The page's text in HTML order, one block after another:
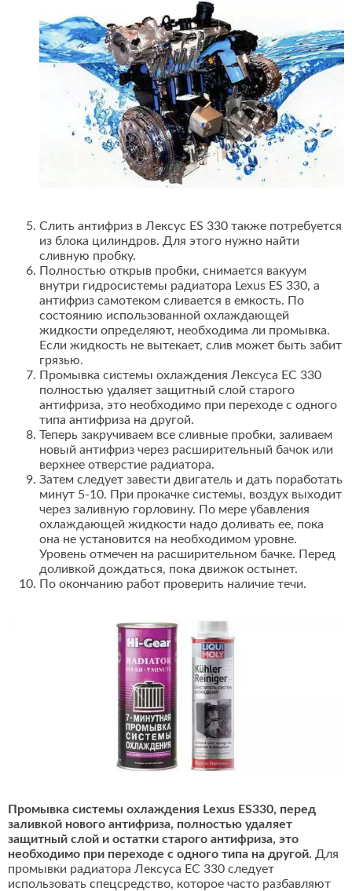
Слить антифриз в Лексус ES 330 также потребуется
из блока цилиндров. Для этого нужно найти
сливную пробку.
Полностью открыв пробки, снимается вакуум
внутри гидросистемы радиатора Lexus ES 330, а
антифриз самотеком сливается в емкость. По
состоянию использованной охлаждающей
жидкости определяют, необходима ли промывка.
Если жидкость не вытекает, слив может быть забит
грязью.
Промывка системы охлаждения Лексуса ЕС 330
полностью удаляет защитный слой старого
антифриза, это необходимо при переходе с одного
типа антифриза на другой.
Теперь закручиваем все сливные пробки, заливаем
новый антифриз через расширительный бачок или
верхнее отверстие радиатора.
Затем следует завести двигатель и дать поработать
минут 5-10. При прокачке системы, воздух выходит
через заливную горловину. По мере убавления
охлаждающей жидкости надо доливать ее, пока
она не установится на необходимом уровне.
Уровень отмечен на расширительном бачке. Перед
доливкой дождаться, пока движок остынет.
По окончанию работ проверить наличие течи.
Промывка системы охлаждения Lexus ES330, перед
заливкой нового антифриза, полностью удаляет
защитный слой и остатки старого антифриза, это
необходимо при переходе с одного типа на другой. Для
промывки радиатора Лексуса ЕС 330 следует
использовать спецсредство, которое часто разбавляют